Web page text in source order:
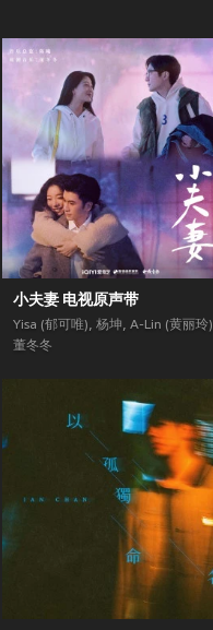
小夫妻 电视原声带
Yisa (郁可唯), 杨坤, A-Lin (黄丽玲)
董冬冬